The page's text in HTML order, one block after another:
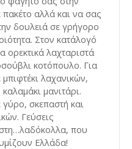
αλλά και να σας
δουλειά σε γρήγορο
Στον κατάλογό
ορεκτικά λαχταριστά
κοτόπουλο. Για
λαχανικών,
μανιτάρι.
σκεπαστή και
Γεύσεις
που
Ελλάδα!